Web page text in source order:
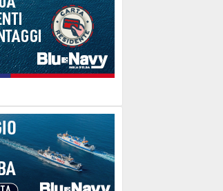
interessati dal nuovo piano dell'Autorità portuale regionale